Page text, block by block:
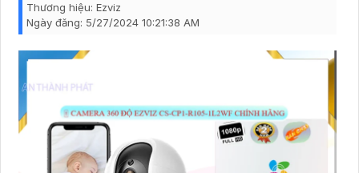
Thương hiệu: Ezviz
Ngày đăng: 5/27/2024 10:21:38 AM